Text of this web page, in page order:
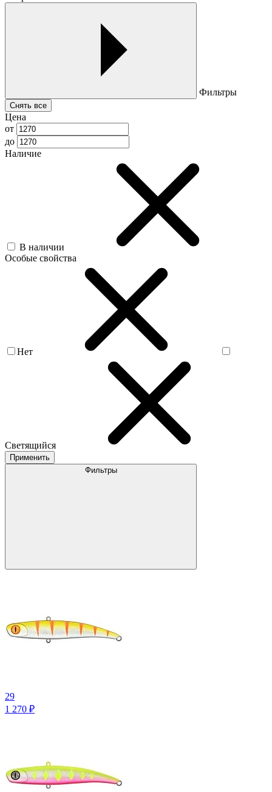
Фильтры
Снять все
Цена
от
до
Наличие
В наличии
Особые свойства
Нет
Светящийся
Применить
Фильтры
29
1 270 ₽